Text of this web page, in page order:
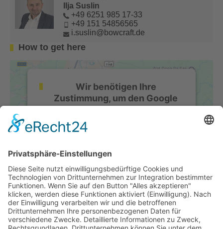
Ilja Suslin
+49 6251 985 17-33
+49 151 54856565
i.suslin@bowcraft.de
How to get here
Wir benötigen Ihre
Zustimmung, um den Google
Wir verwenden einen Service eines
einzubetten. Dieser Service kann Daten zu
Ihren Aktivitäten sammeln. Bitte lesen Sie
die Details durch und stimmen Sie der
Nutzung des Service zu, um diese Karte
anzuzeigen.
Mehr Informationen